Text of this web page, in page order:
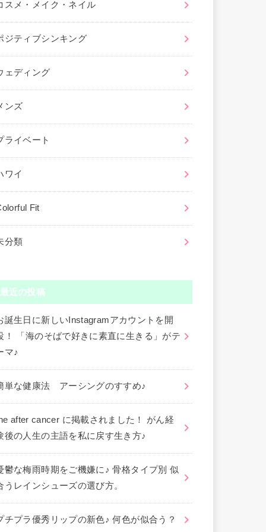
スメ・メイク・ネイル
ジティブシンキング
ェディング
ンズ
ライベート
ワイ
Fit
分類
最近の投稿
誕生日に新しいInstagramアカウントを開
！ 「海のそばで好きに素直に生きる」がテ
マ♪
単な健康法 アーシングのすすめ♪
after cancer に掲載されました！ がん経
後の人生の主語を私に戻す生き方♪
鬱な梅雨時期をご機嫌に♪ 骨格タイプ別 似
うレインシューズの選び方。
チプラ優秀リップの新色♪ 何色が似合う？